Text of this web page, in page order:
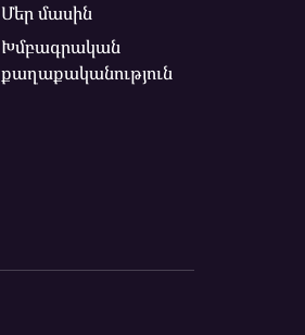
Մեր մասին
Խմբագրական
քաղաքականություն